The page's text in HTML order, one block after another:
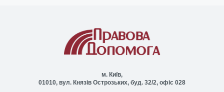
м. Київ,
01010, вул. Князів Острозьких, буд. 32/2, офіс 028